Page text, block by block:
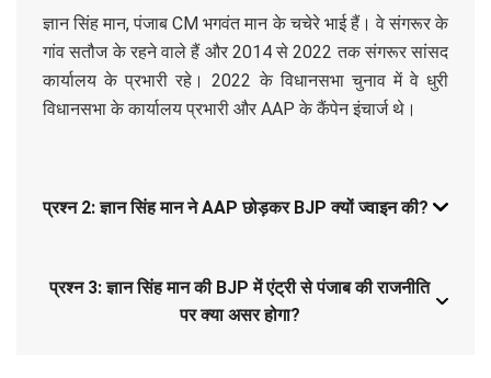
ज्ञान सिंह मान, पंजाब CM भगवंत मान के चचेरे भाई हैं। वे संगरूर के
गांव सतौज के रहने वाले हैं और 2014 से 2022 तक संगरूर सांसद
कार्यालय के प्रभारी रहे। 2022 के विधानसभा चुनाव में वे धुरी
विधानसभा के कार्यालय प्रभारी और AAP के कैंपेन इंचार्ज थे।
प्रश्न 2: ज्ञान सिंह मान ने AAP छोड़कर BJP क्यों ज्वाइन की?
प्रश्न 3: ज्ञान सिंह मान की BJP में एंट्री से पंजाब की राजनीति
पर क्या असर होगा?